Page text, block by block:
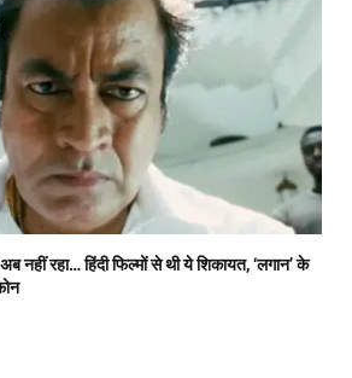
नहीं रहा… हिंदी फिल्मों से थी ये शिकायत, ‘लगान’ के